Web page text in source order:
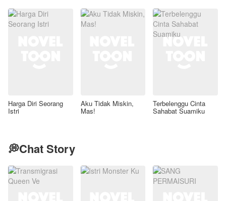
Raya!
Harga Diri Seorang
Istri
Aku Tidak Miskin,
Mas!
Terbelenggu Cinta
Sahabat Suamiku
💭Chat Story